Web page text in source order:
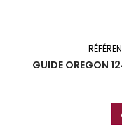
GUIDE OREGON